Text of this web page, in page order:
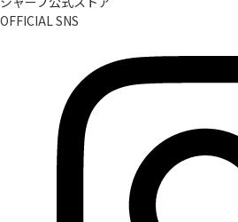
OFFICIAL SNS